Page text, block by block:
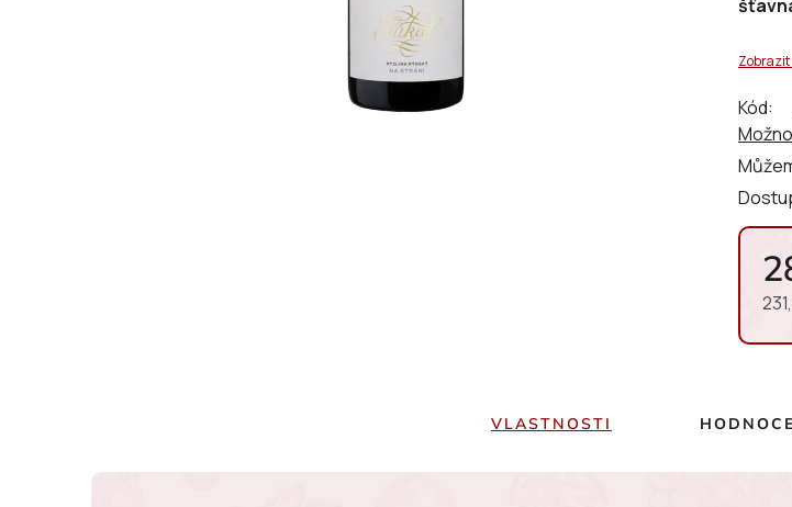
Zobrazit
Kód:
VLASTNOSTI